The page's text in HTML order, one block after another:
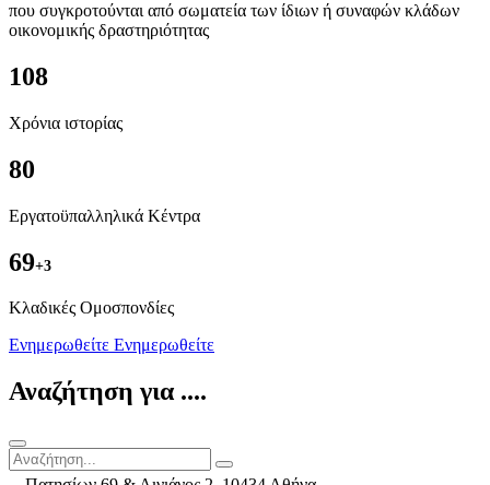
που συγκροτούνται από σωματεία των ίδιων ή συναφών κλάδων
οικονομικής δραστηριότητας
108
Χρόνια ιστορίας
80
Εργατοϋπαλληλικά Κέντρα
69+3
Kλαδικές Ομοσπονδίες
Ενημερωθείτε Ενημερωθείτε
Αναζήτηση για ....